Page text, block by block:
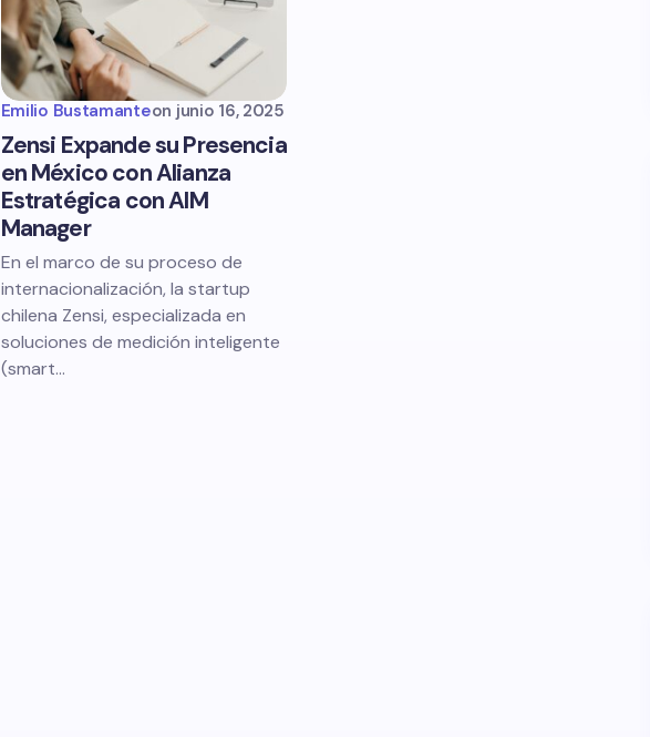
Emilio Bustamanteon junio 16, 2025
Zensi Expande su Presencia
en México con Alianza
Estratégica con AIM
Manager
En el marco de su proceso de
internacionalización, la startup
chilena Zensi, especializada en
soluciones de medición inteligente
(smart…